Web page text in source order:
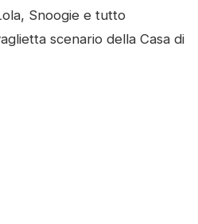
Snoogie e tutto
scenario della Casa di